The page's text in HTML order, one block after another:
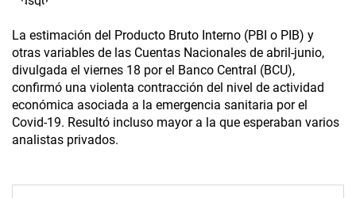
La estimación del Producto Bruto Interno (PBI o PIB) y
otras variables de las Cuentas Nacionales de abril-junio,
divulgada el viernes 18 por el Banco Central (BCU),
confirmó una violenta contracción del nivel de actividad
económica asociada a la emergencia sanitaria por el
Covid-19. Resultó incluso mayor a la que esperaban varios
analistas privados.